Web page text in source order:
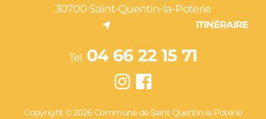
30700 Saint-Quentin-la-Poterie
ITINÉRAIRE
Tel. 04 66 22 15 71
Copyright © 2026 Commune de Saint Quentin la Poterie